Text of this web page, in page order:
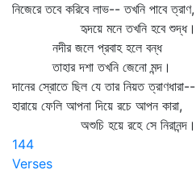
নিজেরে তবে করিবে লাভ-- তখনি পাবে ত্রাণ,
হৃদয়ে মনে তখনি হবে শুদ্ধ।
নদীর জলে প্রবাহ হলে বন্ধ
তাহার দশা তখনি জেনো মন্দ।
দানের স্রোতে ছিল যে তার নিয়ত ত্রাণধারা--
হারায়ে ফেলি আপনা দিয়ে রচে আপন কারা,
অশুচি হয়ে রহে সে নিরানন্দ।
144
Verses